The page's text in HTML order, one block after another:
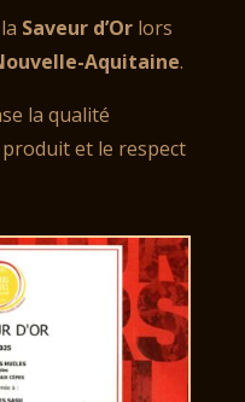
Saveur d’Or lors
Aquitaine.
la qualité
et le respect